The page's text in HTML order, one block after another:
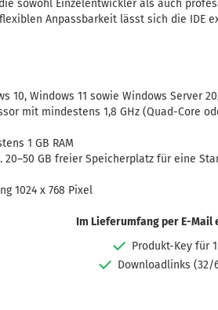
sowohl Einzelentwickler als auch
Anpassbarkeit lässt sich die IDE
10, Windows 11 sowie Windows Server
mit mindestens 1,8 GHz (Quad-Core
1 GB RAM
20–50 GB freier Speicherplatz für eine
1024 x 768 Pixel
Im Lieferumfang per E-Mail
Produkt-Key für 1
Downloadlinks (32/